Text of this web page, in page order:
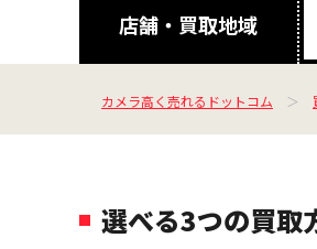
店舗・買取地域
カメラ高く売れるドットコム
選べる3つの買取